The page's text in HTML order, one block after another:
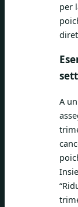
per
A